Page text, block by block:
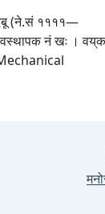
दबू (ने.सं ११११—
नं खः ।